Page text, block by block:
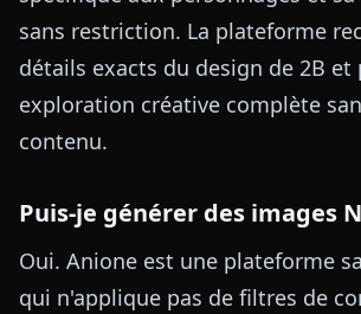
sans restriction. La plateforme
détails exacts du design de 2B et
exploration créative complète
contenu.
Puis-je générer des images
Oui. Anione est une plateforme
qui n'applique pas de filtres de